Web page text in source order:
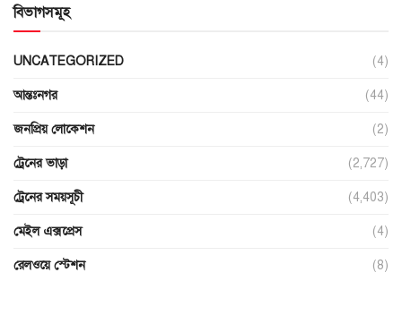
বিভাগসমূহ
UNCATEGORIZED (4)
আন্তঃনগর (44)
জনপ্রিয় লোকেশন (2)
ট্রেনের ভাড়া (2,727)
ট্রেনের সময়সূচী (4,403)
মেইল এক্সপ্রেস (4)
রেলওয়ে স্টেশন (8)